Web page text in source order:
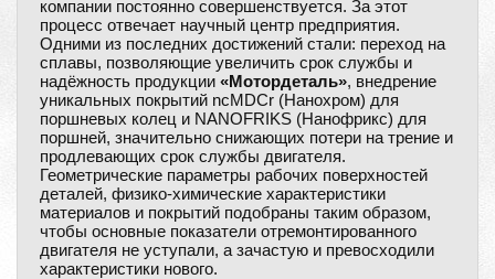
компании постоянно совершенствуется. За этот
процесс отвечает научный центр предприятия.
Одними из последних достижений стали: переход на
сплавы, позволяющие увеличить срок службы и
надёжность продукции «Мотордеталь», внедрение
уникальных покрытий ncMDCr (Нанохром) для
поршневых колец и NANOFRIKS (Нанофрикс) для
поршней, значительно снижающих потери на трение и
продлевающих срок службы двигателя.
Геометрические параметры рабочих поверхностей
деталей, физико-химические характеристики
материалов и покрытий подобраны таким образом,
чтобы основные показатели отремонтированного
двигателя не уступали, а зачастую и превосходили
характеристики нового.